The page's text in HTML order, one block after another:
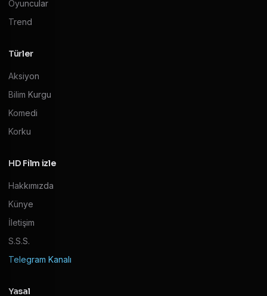
Oyuncular
Trend
Türler
Aksiyon
Bilim Kurgu
Komedi
Korku
HD Film izle
Hakkımızda
Künye
İletişim
S.S.S.
Telegram Kanalı
Yasal